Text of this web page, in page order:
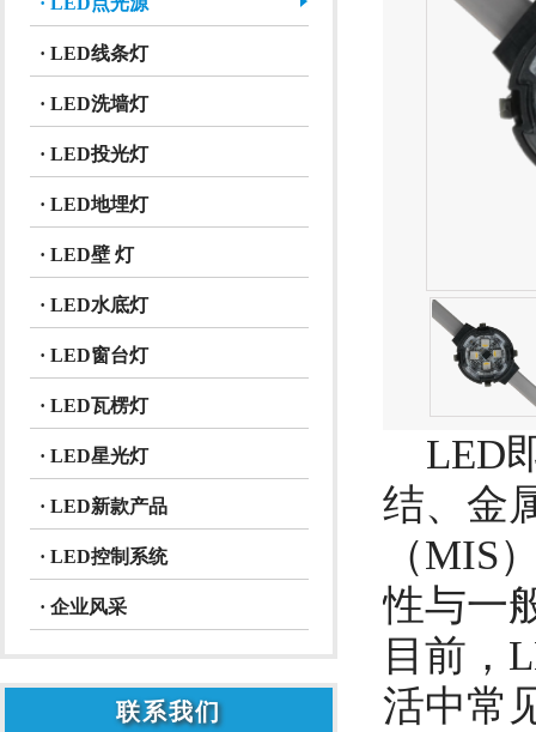
· LED线条灯
· LED洗墙灯
· LED投光灯
· LED地埋灯
· LED壁 灯
· LED水底灯
· LED窗台灯
· LED瓦楞灯
· LED星光灯
· LED新款产品
· LED控制系统
· 企业风采
联系我们
LED
结、金
（MIS
性与一
目前，
活中常